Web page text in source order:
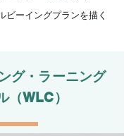
ビーイングプランを描く
グ・ラーニング
（WLC）